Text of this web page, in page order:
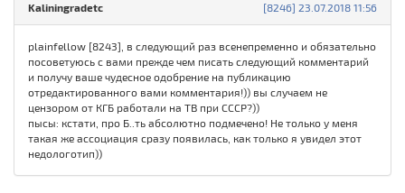
[8246] 23.07.2018 11:56
Kaliningradetc
plainfellow [8243], в следующий раз всенепременно и обязательно
посоветуюсь с вами прежде чем писать следующий комментарий
и получу ваше чудесное одобрение на публикацию
отредактированного вами комментария!)) вы случаем не
цензором от КГБ работали на ТВ при СССР?))
пысы: кстати, про Б..ть абсолютно подмечено! Не только у меня
такая же ассоциация сразу появилась, как только я увидел этот
недологотип))